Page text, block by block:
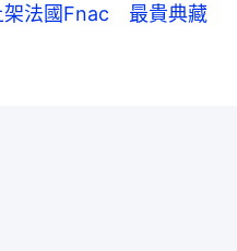
架法國Fnac 最貴典藏